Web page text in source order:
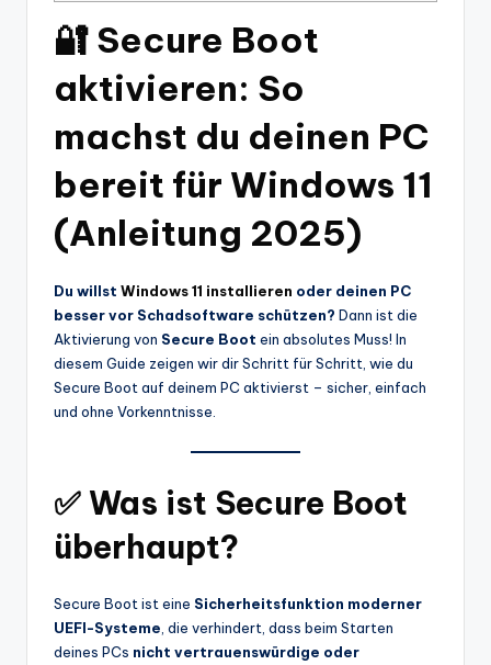
🔐 Secure Boot
aktivieren: So
machst du deinen PC
bereit für Windows 11
(Anleitung 2025)
Du willst Windows 11 installieren oder deinen PC
besser vor Schadsoftware schützen? Dann ist die
Aktivierung von Secure Boot ein absolutes Muss! In
diesem Guide zeigen wir dir Schritt für Schritt, wie du
Secure Boot auf deinem PC aktivierst – sicher, einfach
und ohne Vorkenntnisse.
✅ Was ist Secure Boot
überhaupt?
Secure Boot ist eine Sicherheitsfunktion moderner
UEFI-Systeme , die verhindert, dass beim Starten
deines PCs nicht vertrauenswürdige oder